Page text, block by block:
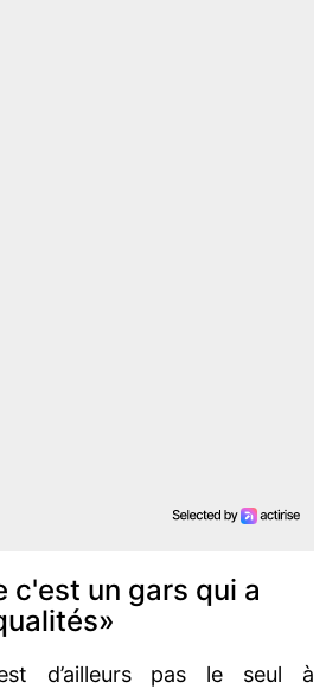
c'est un gars qui a
d’ailleurs pas le seul à